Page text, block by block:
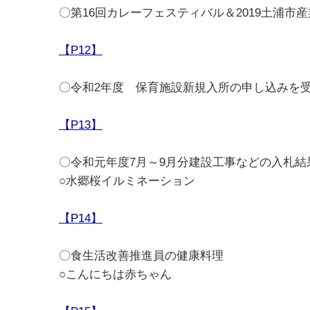
〇第16回カレーフェスティバル＆2019土浦市
【P12】
〇令和2年度 保育施設新規入所の申し込みを
【P13】
〇令和元年度7月～9月分建設工事などの入札結
○水郷桜イルミネーション
【P14】
〇食生活改善推進員の健康料理
○こんにちは赤ちゃん